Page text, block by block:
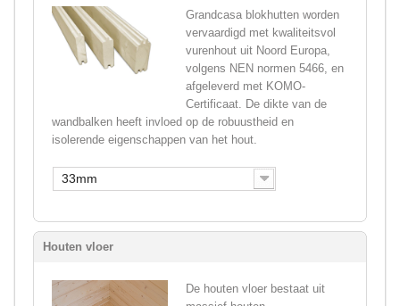
Grandcasa blokhutten worden
vervaardigd met kwaliteitsvol
vurenhout uit Noord Europa,
volgens NEN normen 5466, en
afgeleverd met KOMO-
Certificaat. De dikte van de
wandbalken heeft invloed op de robuustheid en
isolerende eigenschappen van het hout.
33mm
Houten vloer
De houten vloer bestaat uit